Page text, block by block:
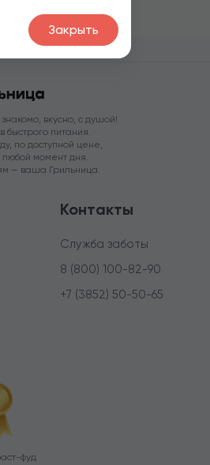
Закрыть
вкусно, с душой!
быстрого питания.
по доступной цене,
любой момент дня.
— ваша Грильница.
Контакты
Служба заботы
8 (800) 100-82-90
+7 (3852) 50-50-65
фуд